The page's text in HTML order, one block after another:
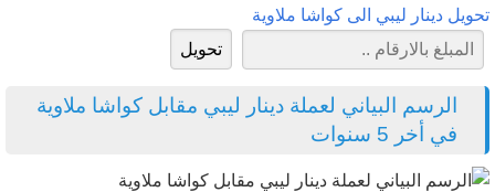
تحويل دينار ليبي الى كواشا ملاوية
الرسم البياني لعملة دينار ليبي مقابل كواشا ملاوية
في أخر 5 سنوات